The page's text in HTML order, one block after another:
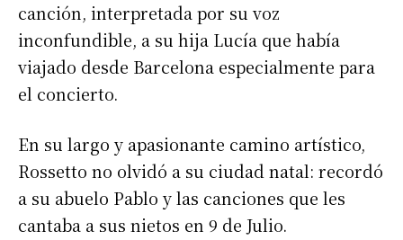
canción, interpretada por su voz
inconfundible, a su hija Lucía que había
viajado desde Barcelona especialmente para
el concierto.
En su largo y apasionante camino artístico,
Rossetto no olvidó a su ciudad natal: recordó
a su abuelo Pablo y las canciones que les
cantaba a sus nietos en 9 de Julio.